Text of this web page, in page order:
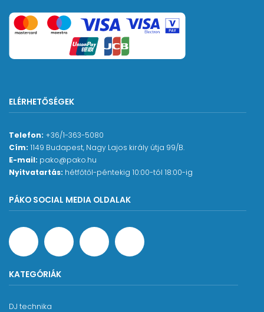
ELÉRHETŐSÉGEK
Telefon: +36/1-363-5080
Cím: 1149 Budapest, Nagy Lajos király útja 99/B.
E-mail: pako@pako.hu
Nyitvatartás: hétfőtől-péntekig 10:00-tól 18:00-ig
PÁKO SOCIAL MEDIA OLDALAK
KATEGÓRIÁK
DJ technika